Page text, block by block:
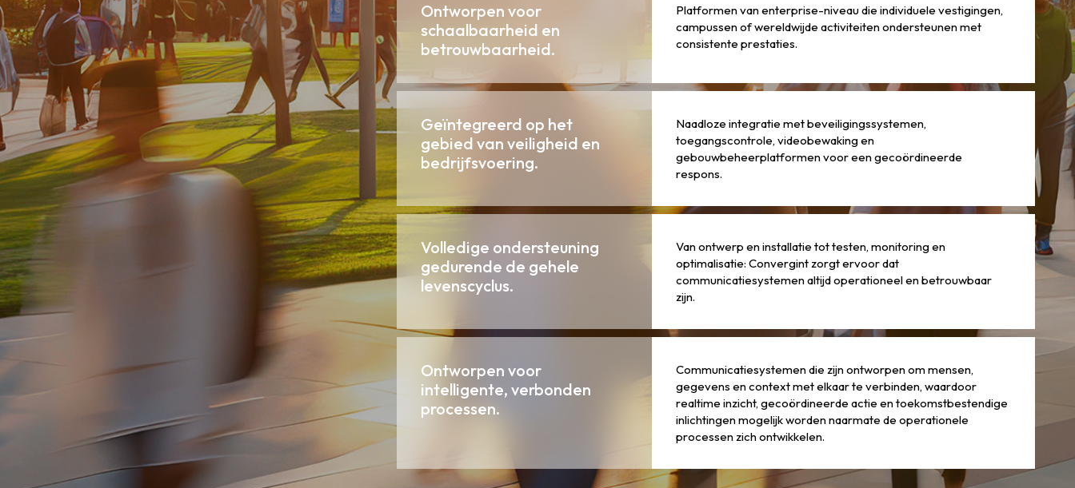
Ontworpen voor
schaalbaarheid en
betrouwbaarheid.
Platformen van enterprise-niveau die individuele vestigingen,
campussen of wereldwijde activiteiten ondersteunen met
consistente prestaties.
Geïntegreerd op het
gebied van veiligheid en
bedrijfsvoering.
Naadloze integratie met beveiligingssystemen,
toegangscontrole, videobewaking en
gebouwbeheerplatformen voor een gecoördineerde
respons.
Volledige ondersteuning
gedurende de gehele
levenscyclus.
Van ontwerp en installatie tot testen, monitoring en
optimalisatie: Convergint zorgt ervoor dat
communicatiesystemen altijd operationeel en betrouwbaar
zijn.
Ontworpen voor
intelligente, verbonden
processen.
Communicatiesystemen die zijn ontworpen om mensen,
gegevens en context met elkaar te verbinden, waardoor
realtime inzicht, gecoördineerde actie en toekomstbestendige
inlichtingen mogelijk worden naarmate de operationele
processen zich ontwikkelen.